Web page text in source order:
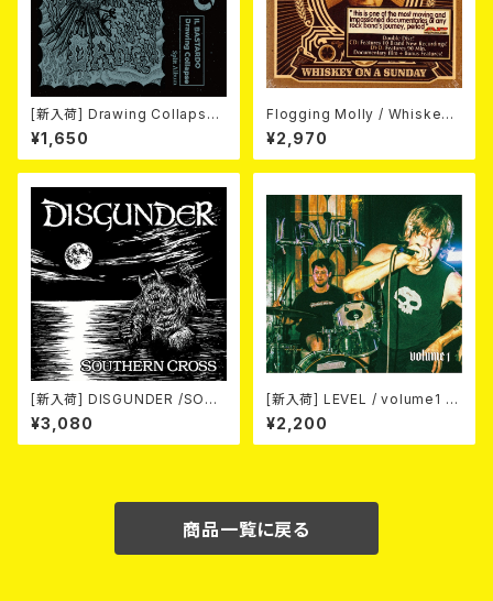
[新入荷] Drawing Collaps
e//IL BASTARDO / GRIND S
LAM (CD)
¥1,650
Flogging Molly / Whiskey
On A Sunday (DVD＋CD)
¥2,970
[新入荷] DISGUNDER /SOUT
HERN CROSS (CD)
¥3,080
[新入荷] LEVEL / volume1 DI
SCOGRAPHY 2021-2026 (D
IGIPACK CD)
¥2,200
商品一覧に戻る